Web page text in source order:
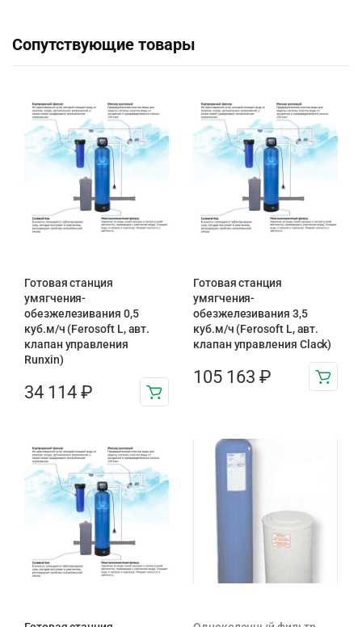
Сопутствующие товары
Готовая станция
умягчения-
обезжелезивания 0,5
куб.м/ч (Ferosoft L, авт.
клапан управления
Runxin)
34 114 ₽
Готовая станция
умягчения-
обезжелезивания 3,5
куб.м/ч (Ferosoft L, авт.
клапан управления Clack)
105 163 ₽